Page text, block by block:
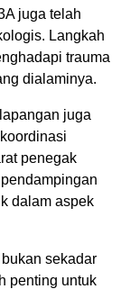
juga telah
Langkah
trauma
dialaminya.
juga
penegak
dalam aspek
sekadar
penting untuk